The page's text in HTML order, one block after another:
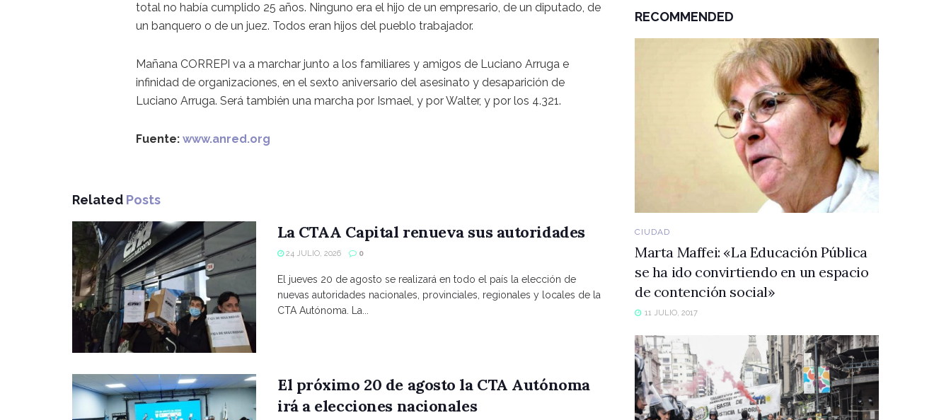
total no había cumplido 25 años. Ninguno era el hijo de un empresario, de un diputado, de
un banquero o de un juez. Todos eran hijos del pueblo trabajador.
Mañana CORREPI va a marchar junto a los familiares y amigos de Luciano Arruga e
infinidad de organizaciones, en el sexto aniversario del asesinato y desaparición de
Luciano Arruga. Será también una marcha por Ismael, y por Walter, y por los 4.321.
Fuente: www.anred.org
Related Posts
La CTAA Capital renueva sus autoridades
24 JULIO, 2026 0
El jueves 20 de agosto se realizará en todo el país la elección de
nuevas autoridades nacionales, provinciales, regionales y locales de la
CTA Autónoma. La...
El próximo 20 de agosto la CTA Autónoma
irá a elecciones nacionales
RECOMMENDED
CIUDAD
Marta Maffei: «La Educación Pública
se ha ido convirtiendo en un espacio
de contención social»
11 JULIO, 2017